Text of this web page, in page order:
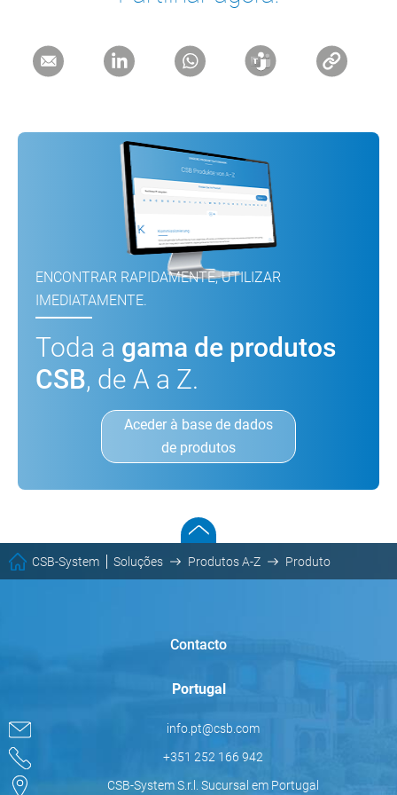
ENCONTRAR RAPIDAMENTE, UTILIZAR
IMEDIATAMENTE.
Toda a gama de produtos
CSB, de A a Z.
Aceder à base de dados
de produtos
CSB-System Soluções Produtos A-Z Produto
Contacto
Portugal
info.pt@csb.com
+351 252 166 942
CSB-System S.r.l. Sucursal em Portugal